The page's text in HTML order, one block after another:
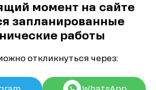
момент на сайте
запланированные
работы
откликнуться через: